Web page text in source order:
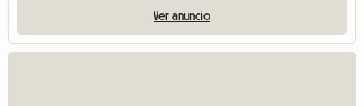
Ver anuncio